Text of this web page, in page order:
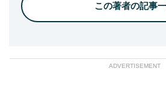
この著者の記事
ADVERTISEMENT